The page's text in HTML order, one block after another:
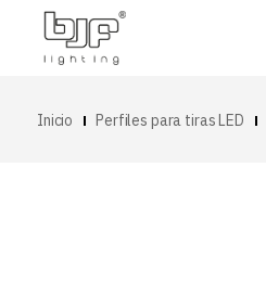
Inicio Perfiles para tiras LED